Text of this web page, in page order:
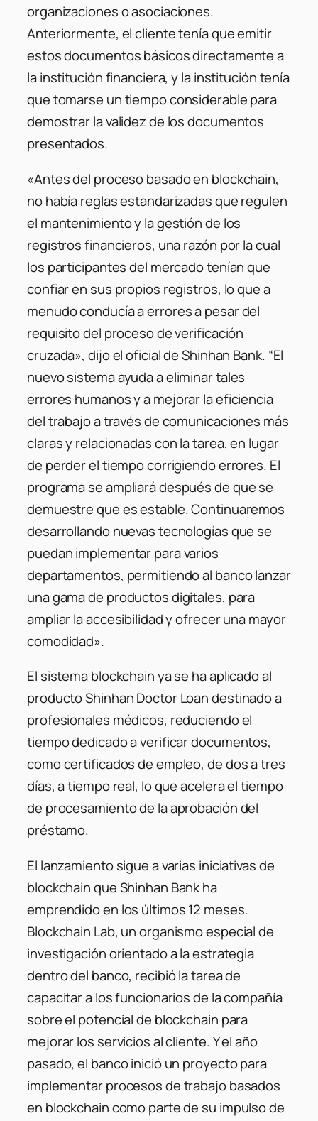
organizaciones o asociaciones.
Anteriormente, el cliente tenía que emitir
estos documentos básicos directamente a
la institución financiera, y la institución tenía
que tomarse un tiempo considerable para
demostrar la validez de los documentos
presentados.
«Antes del proceso basado en blockchain,
no había reglas estandarizadas que regulen
el mantenimiento y la gestión de los
registros financieros, una razón por la cual
los participantes del mercado tenían que
confiar en sus propios registros, lo que a
menudo conducía a errores a pesar del
requisito del proceso de verificación
cruzada», dijo el oficial de Shinhan Bank. “El
nuevo sistema ayuda a eliminar tales
errores humanos y a mejorar la eficiencia
del trabajo a través de comunicaciones más
claras y relacionadas con la tarea, en lugar
de perder el tiempo corrigiendo errores. El
programa se ampliará después de que se
demuestre que es estable. Continuaremos
desarrollando nuevas tecnologías que se
puedan implementar para varios
departamentos, permitiendo al banco lanzar
una gama de productos digitales, para
ampliar la accesibilidad y ofrecer una mayor
comodidad».
El sistema blockchain ya se ha aplicado al
producto Shinhan Doctor Loan destinado a
profesionales médicos, reduciendo el
tiempo dedicado a verificar documentos,
como certificados de empleo, de dos a tres
días, a tiempo real, lo que acelera el tiempo
de procesamiento de la aprobación del
préstamo.
El lanzamiento sigue a varias iniciativas de
blockchain que Shinhan Bank ha
emprendido en los últimos 12 meses.
Blockchain Lab, un organismo especial de
investigación orientado a la estrategia
dentro del banco, recibió la tarea de
capacitar a los funcionarios de la compañía
sobre el potencial de blockchain para
mejorar los servicios al cliente. Y el año
pasado, el banco inició un proyecto para
implementar procesos de trabajo basados ​​
en blockchain como parte de su impulso de